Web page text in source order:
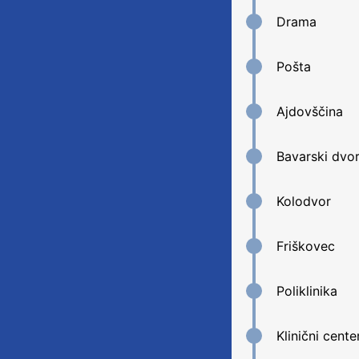
Drama
Pošta
Ajdovščina
Bavarski dvor
Kolodvor
Friškovec
Poliklinika
Klinični